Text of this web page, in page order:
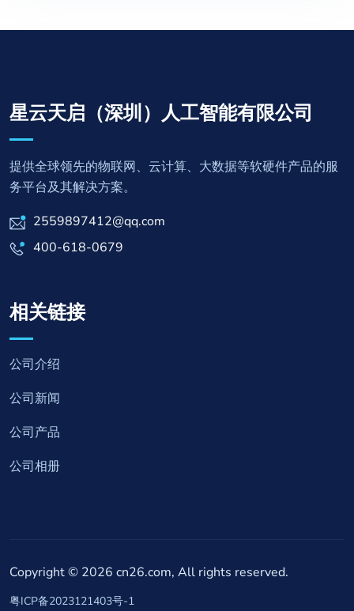
星云天启（深圳）人工智能有限公司
提供全球领先的物联网、云计算、大数据等软硬件产品的服
务平台及其解决方案。
2559897412@qq.com
400-618-0679
相关链接
公司介绍
公司新闻
公司产品
公司相册
Copyright © 2026 cn26.com, All rights reserved.
粤ICP备2023121403号-1